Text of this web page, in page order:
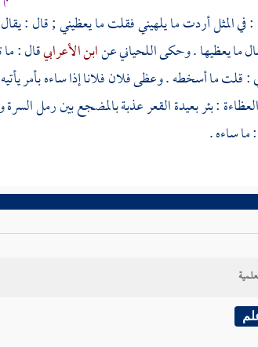
: في المثل أردت ما يلهيني فقلت ما يعظيني ; قال :
ما يعظيها . وحكىاللحيانيعنابن الأعرابيقال :
قلت ما أسخطه . وعظى فلان فلانا إذا ساءه بأمر يأتيه
: بئر بعيدة القعر عذبةبالمضجعبينرمل السرة
ساءه .